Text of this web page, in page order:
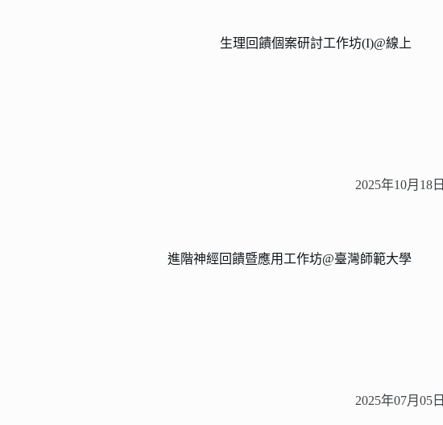
生理回饋個案研討工作坊(I)@線上
2025年10月18日
進階神經回饋暨應用工作坊@臺灣師範大學
2025年07月05日